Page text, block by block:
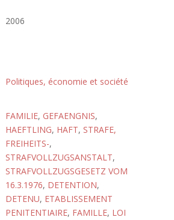
2006
Politiques, économie et société
FAMILIE, GEFAENGNIS,
HAEFTLING, HAFT, STRAFE,
FREIHEITS-,
STRAFVOLLZUGSANSTALT,
STRAFVOLLZUGSGESETZ VOM
16.3.1976, DETENTION,
DETENU, ETABLISSEMENT
PENITENTIAIRE, FAMILLE, LOI